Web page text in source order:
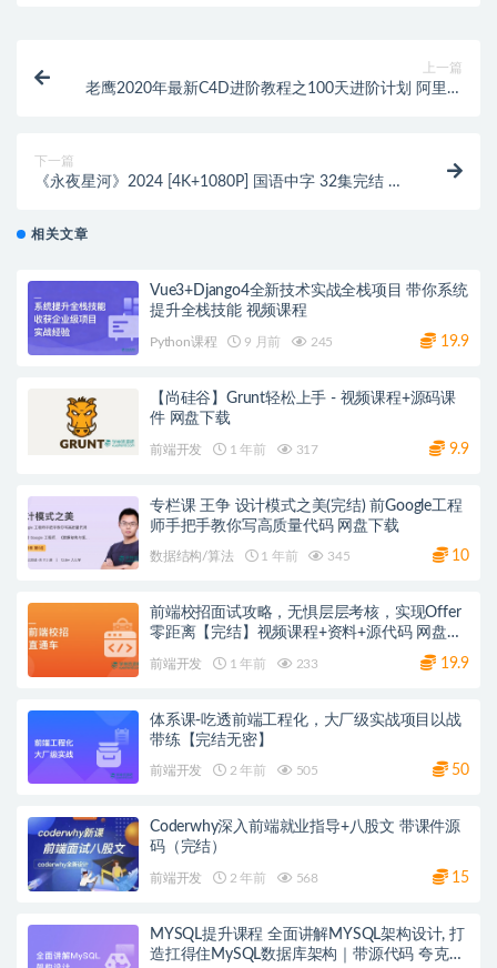
上一篇
老鹰2020年最新C4D进阶教程之100天进阶计划 阿里云
下一篇
《永夜星河》2024 [4K+1080P] 国语中字 32集完结 阿
相关文章
Vue3+Django4全新技术实战全栈项目 带你系统
提升全栈技能 视频课程
Python课程 9 月前 245 19.9
【尚硅谷】Grunt轻松上手 - 视频课程+源码课
件 网盘下载
前端开发 1 年前 317 9.9
专栏课 王争 设计模式之美(完结) 前Google工程
师手把手教你写高质量代码 网盘下载
数据结构/算法 1 年前 345 10
前端校招面试攻略，无惧层层考核，实现Offer
零距离【完结】视频课程+资料+源代码 网盘下
前端开发 1 年前 233 19.9
体系课-吃透前端工程化，大厂级实战项目以战
带练【完结无密】
前端开发 2 年前 505 50
Coderwhy深入前端就业指导+八股文 带课件源
码（完结）
前端开发 2 年前 568 15
MYSQL提升课程 全面讲解MYSQL架构设计, 打
造扛得住MySQL数据库架构｜带源代码 夸克网